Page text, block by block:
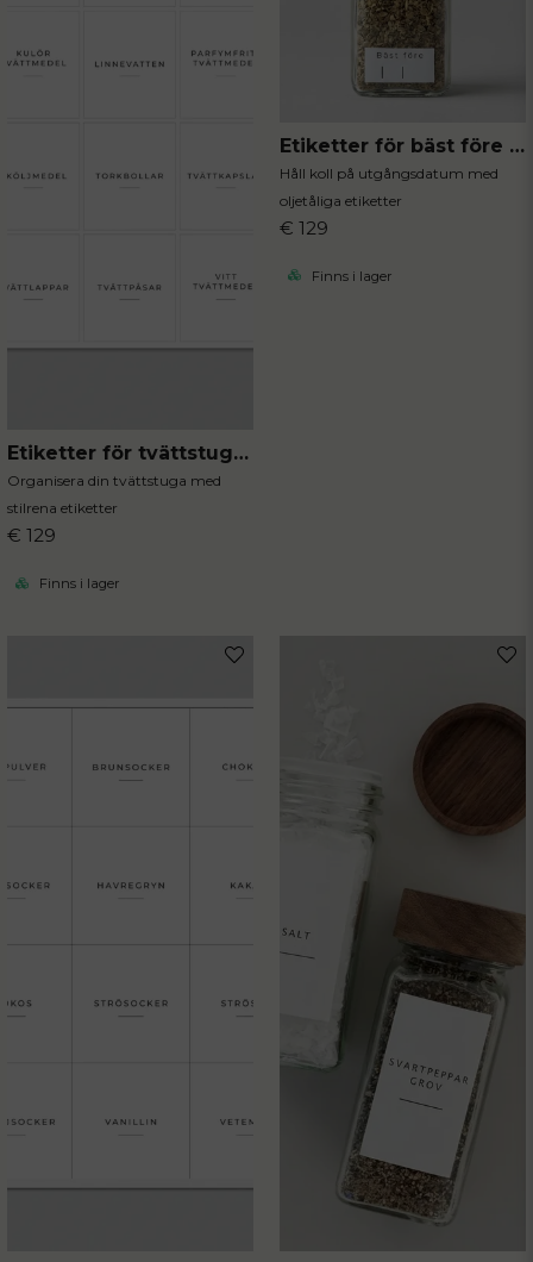
Etiketter för tvättstugan
Organisera din tvättstuga med
stilrena etiketter
€ 129
Finns i lager
Etiketter för bäst före datum 96st
Håll koll på utgångsdatum med
oljetåliga etiketter
€ 129
Finns i lager